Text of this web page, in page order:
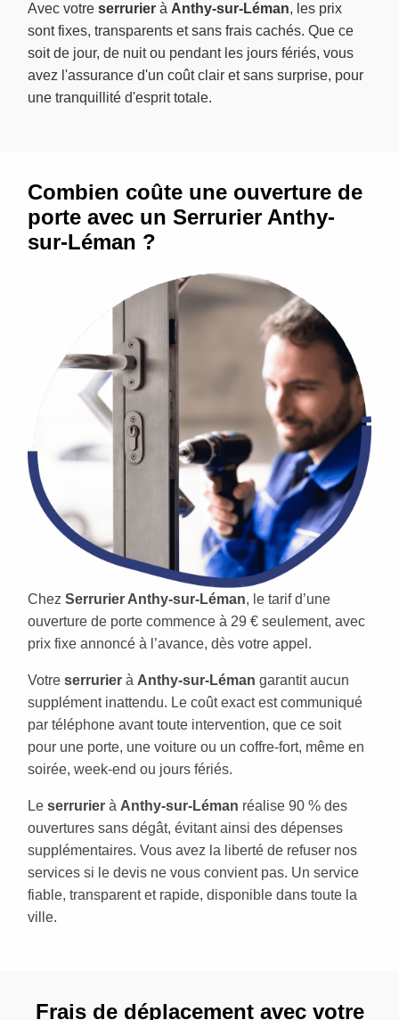
Avec votre serrurier à Anthy-sur-Léman, les prix
sont fixes, transparents et sans frais cachés. Que ce
soit de jour, de nuit ou pendant les jours fériés, vous
avez l'assurance d'un coût clair et sans surprise, pour
une tranquillité d'esprit totale.
Combien coûte une ouverture de
porte avec un Serrurier Anthy-
sur-Léman ?
Chez Serrurier Anthy-sur-Léman, le tarif d’une
ouverture de porte commence à 29 € seulement, avec
prix fixe annoncé à l’avance, dès votre appel.
Votre serrurier à Anthy-sur-Léman garantit aucun
supplément inattendu. Le coût exact est communiqué
par téléphone avant toute intervention, que ce soit
pour une porte, une voiture ou un coffre-fort, même en
soirée, week-end ou jours fériés.
Le serrurier à Anthy-sur-Léman réalise 90 % des
ouvertures sans dégât, évitant ainsi des dépenses
supplémentaires. Vous avez la liberté de refuser nos
services si le devis ne vous convient pas. Un service
fiable, transparent et rapide, disponible dans toute la
ville.
Frais de déplacement avec votre